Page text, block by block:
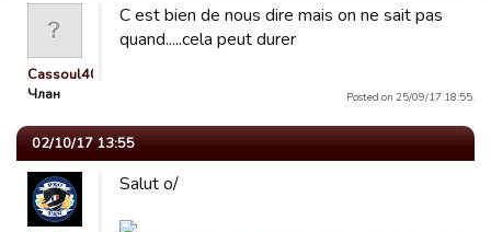
Cassoul40
Члан
C est bien de nous dire mais on ne sait pas
quand.....cela peut durer
Posted on 25/09/17 18:55.
02/10/17 13:55
Salut o/